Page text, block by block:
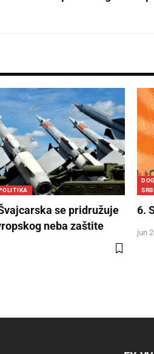
se pridružuje
neba zaštite
6.
jun